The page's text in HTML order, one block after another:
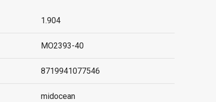
1.904
MO2393-40
8719941077546
midocean